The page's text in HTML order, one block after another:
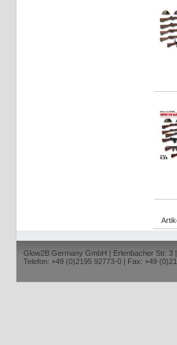
Glow2B Germany GmbH | Erlenbacher Str.
Telefon: +49 (0)2195 92773-0 | Fax: +49